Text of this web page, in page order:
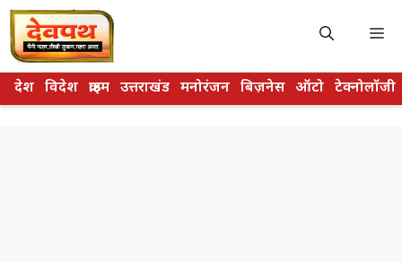
Skip
to
content
देश विदेश क्राइम उत्तराखंड मनोरंजन बिज़नेस ऑटो टेक्नोलॉजी